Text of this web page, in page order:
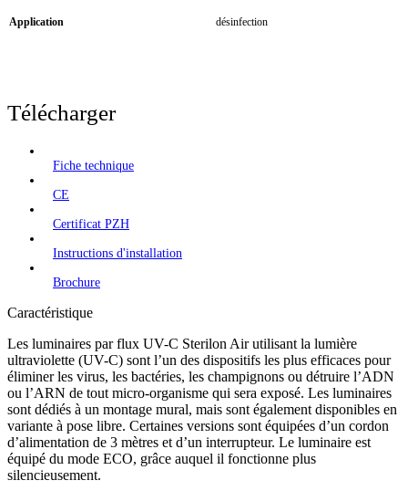
Application désinfection
Télécharger
Fiche technique
CE
Certificat PZH
Instructions d'installation
Brochure
Caractéristique
Les luminaires par flux UV-C Sterilon Air utilisant la lumière
ultraviolette (UV-C) sont l’un des dispositifs les plus efficaces pour
éliminer les virus, les bactéries, les champignons ou détruire l’ADN
ou l’ARN de tout micro-organisme qui sera exposé. Les luminaires
sont dédiés à un montage mural, mais sont également disponibles en
variante à pose libre. Certaines versions sont équipées d’un cordon
d’alimentation de 3 mètres et d’un interrupteur. Le luminaire est
équipé du mode ECO, grâce auquel il fonctionne plus
silencieusement.